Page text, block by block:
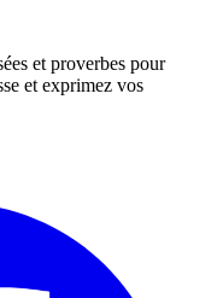
et proverbes pour
et exprimez vos